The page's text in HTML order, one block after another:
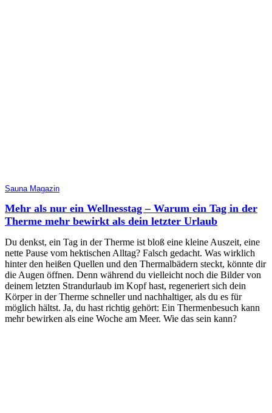
Sauna Magazin
Mehr als nur ein Wellnesstag – Warum ein Tag in der
Therme mehr bewirkt als dein letzter Urlaub
Du denkst, ein Tag in der Therme ist bloß eine kleine Auszeit, eine
nette Pause vom hektischen Alltag? Falsch gedacht. Was wirklich
hinter den heißen Quellen und den Thermalbädern steckt, könnte dir
die Augen öffnen. Denn während du vielleicht noch die Bilder von
deinem letzten Strandurlaub im Kopf hast, regeneriert sich dein
Körper in der Therme schneller und nachhaltiger, als du es für
möglich hältst. Ja, du hast richtig gehört: Ein Thermenbesuch kann
mehr bewirken als eine Woche am Meer. Wie das sein kann?